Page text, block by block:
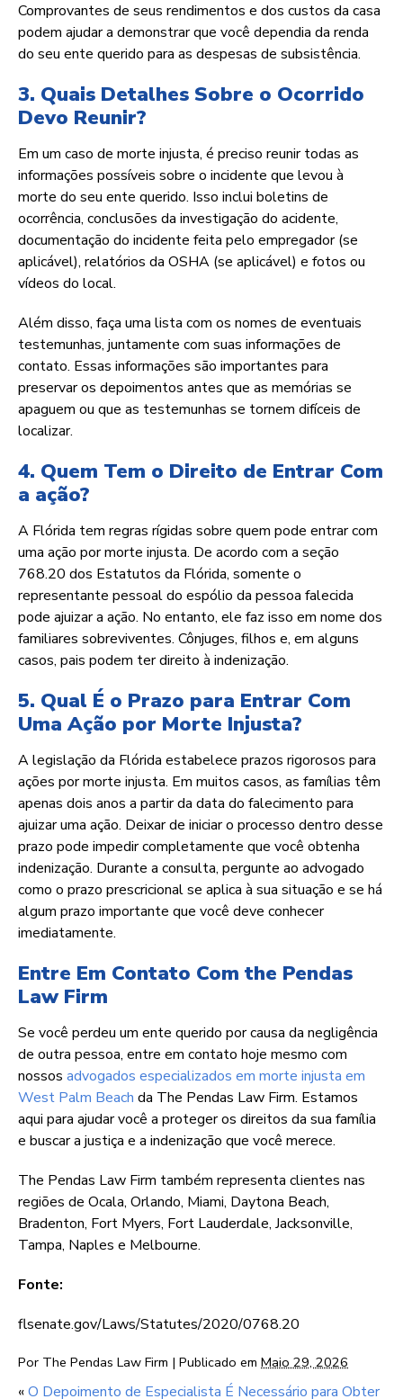
Comprovantes de seus rendimentos e dos custos da casa
podem ajudar a demonstrar que você dependia da renda
do seu ente querido para as despesas de subsistência.
3. Quais Detalhes Sobre o Ocorrido
Devo Reunir?
Em um caso de morte injusta, é preciso reunir todas as
informações possíveis sobre o incidente que levou à
morte do seu ente querido. Isso inclui boletins de
ocorrência, conclusões da investigação do acidente,
documentação do incidente feita pelo empregador (se
aplicável), relatórios da OSHA (se aplicável) e fotos ou
vídeos do local.
Além disso, faça uma lista com os nomes de eventuais
testemunhas, juntamente com suas informações de
contato. Essas informações são importantes para
preservar os depoimentos antes que as memórias se
apaguem ou que as testemunhas se tornem difíceis de
localizar.
4. Quem Tem o Direito de Entrar Com
a ação?
A Flórida tem regras rígidas sobre quem pode entrar com
uma ação por morte injusta. De acordo com a seção
768.20 dos Estatutos da Flórida, somente o
representante pessoal do espólio da pessoa falecida
pode ajuizar a ação. No entanto, ele faz isso em nome dos
familiares sobreviventes. Cônjuges, filhos e, em alguns
casos, pais podem ter direito à indenização.
5. Qual É o Prazo para Entrar Com
Uma Ação por Morte Injusta?
A legislação da Flórida estabelece prazos rigorosos para
ações por morte injusta. Em muitos casos, as famílias têm
apenas dois anos a partir da data do falecimento para
ajuizar uma ação. Deixar de iniciar o processo dentro desse
prazo pode impedir completamente que você obtenha
indenização. Durante a consulta, pergunte ao advogado
como o prazo prescricional se aplica à sua situação e se há
algum prazo importante que você deve conhecer
imediatamente.
Entre Em Contato Com the Pendas
Law Firm
Se você perdeu um ente querido por causa da negligência
de outra pessoa, entre em contato hoje mesmo com
nossos advogados especializados em morte injusta em
West Palm Beach da The Pendas Law Firm. Estamos
aqui para ajudar você a proteger os direitos da sua família
e buscar a justiça e a indenização que você merece.
The Pendas Law Firm também representa clientes nas
regiões de Ocala, Orlando, Miami, Daytona Beach,
Bradenton, Fort Myers, Fort Lauderdale, Jacksonville,
Tampa, Naples e Melbourne.
Fonte:
flsenate.gov/Laws/Statutes/2020/0768.20
Por The Pendas Law Firm | Publicado em Maio 29, 2026
«O Depoimento de Especialista É Necessário para Obter